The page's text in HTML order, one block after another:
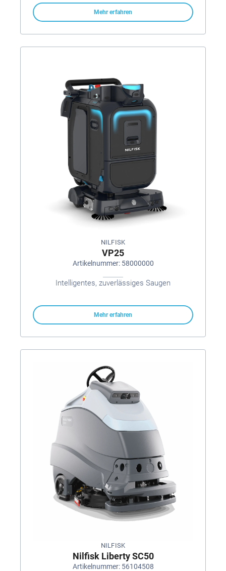
Mehr erfahren
NILFISK
VP25
Artikelnummer: 58000000
Intelligentes, zuverlässiges Saugen
Mehr erfahren
NILFISK
Nilfisk Liberty SC50
Artikelnummer: 56104508